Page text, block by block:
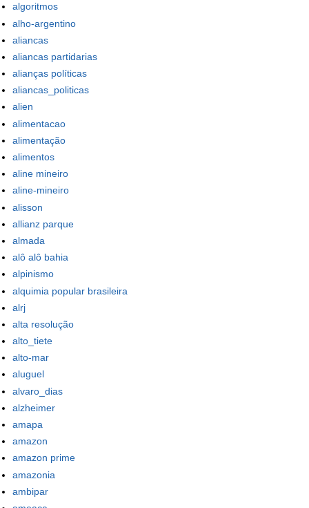
algoritmos
alho-argentino
aliancas
aliancas partidarias
alianças políticas
aliancas_politicas
alien
alimentacao
alimentação
alimentos
aline mineiro
aline-mineiro
alisson
allianz parque
almada
alô alô bahia
alpinismo
alquimia popular brasileira
alrj
alta resolução
alto_tiete
alto-mar
aluguel
alvaro_dias
alzheimer
amapa
amazon
amazon prime
amazonia
ambipar